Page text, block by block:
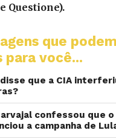
Questione).
que
você...
que a CIA
confessou que o
a campanha de